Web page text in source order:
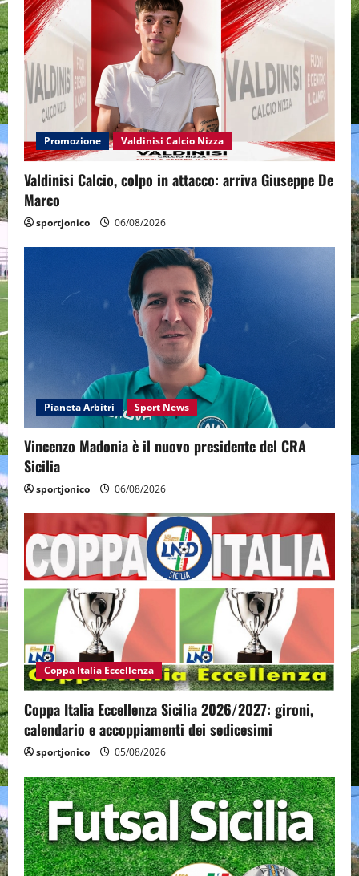
Promozione Valdinisi Calcio Nizza
Valdinisi Calcio, colpo in attacco: arriva Giuseppe De
Marco
sportjonico 06/08/2026
Pianeta Arbitri Sport News
Vincenzo Madonia è il nuovo presidente del CRA
Sicilia
sportjonico 06/08/2026
Coppa Italia Eccellenza
Coppa Italia Eccellenza Sicilia 2026/2027: gironi,
calendario e accoppiamenti dei sedicesimi
sportjonico 05/08/2026